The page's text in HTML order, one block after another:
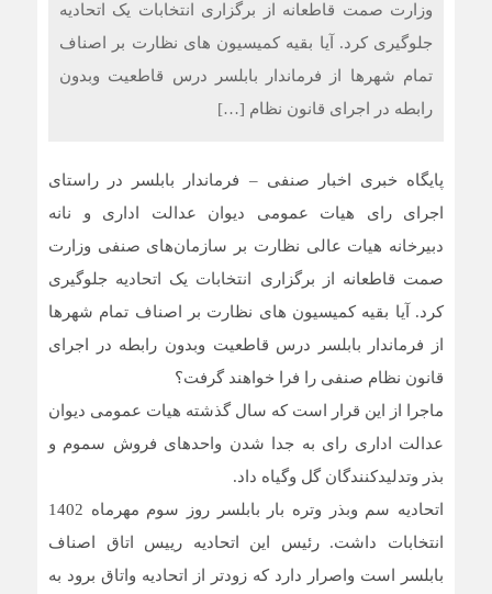
وزارت صمت قاطعانه از برگزاری انتخابات یک اتحادیه
جلوگیری کرد. آیا بقیه کمیسیون های نظارت بر اصناف
تمام شهرها از فرماندار بابلسر درس قاطعیت وبدون
رابطه در اجرای قانون نظام […]
پایگاه خبری اخبار صنفی – فرماندار بابلسر در راستای
اجرای رای هیات عمومی دیوان عدالت اداری و نانه
دبیرخانه هیات عالی نظارت بر سازمان‌های صنفی وزارت
صمت قاطعانه از برگزاری انتخابات یک اتحادیه جلوگیری
کرد. آیا بقیه کمیسیون های نظارت بر اصناف تمام شهرها
از فرماندار بابلسر درس قاطعیت وبدون رابطه در اجرای
قانون نظام صنفی را فرا خواهند گرفت؟
ماجرا از این قرار است که سال گذشته هیات عمومی دیوان
عدالت اداری رای به جدا شدن واحدهای فروش سموم و
بذر وتدلیدکنندگان گل وگیاه داد.
اتحادیه سم وبذر وتره بار بابلسر روز سوم مهرماه 1402
انتخابات داشت. رئیس این اتحادیه رییس اتاق اصناف
بابلسر است واصرار دارد که زودتر از اتحادیه واتاق برود به